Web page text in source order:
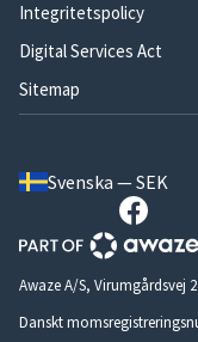
Integritetspolicy
Digital Services Act
Sitemap
Svenska — SEK
Awaze A/S, Virumgårdsvej
Danskt